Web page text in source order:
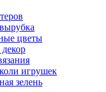
цветы
игрушек
зелень